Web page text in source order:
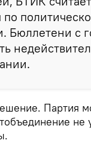
Бюллетени с
Партия
не